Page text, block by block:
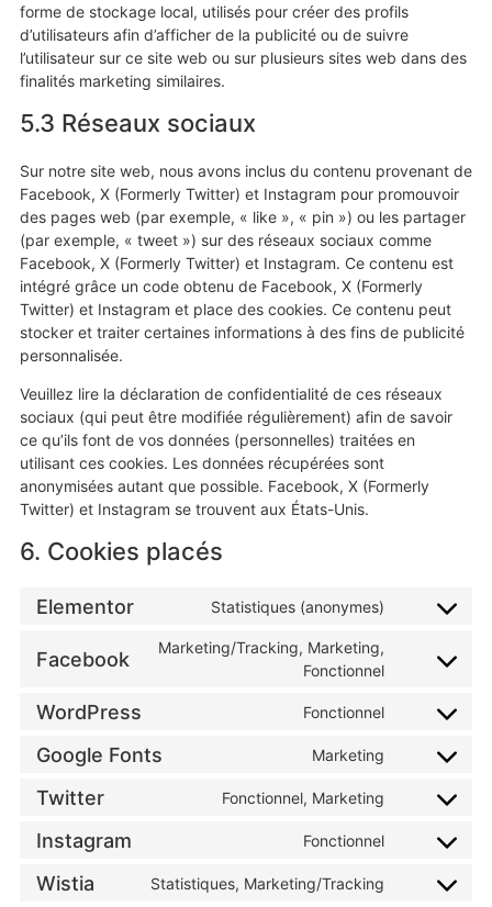
forme de stockage local, utilisés pour créer des profils
d’utilisateurs afin d’afficher de la publicité ou de suivre
l’utilisateur sur ce site web ou sur plusieurs sites web dans des
finalités marketing similaires.
5.3 Réseaux sociaux
Sur notre site web, nous avons inclus du contenu provenant de
Facebook, X (Formerly Twitter) et Instagram pour promouvoir
des pages web (par exemple, « like », « pin ») ou les partager
(par exemple, « tweet ») sur des réseaux sociaux comme
Facebook, X (Formerly Twitter) et Instagram. Ce contenu est
intégré grâce un code obtenu de Facebook, X (Formerly
Twitter) et Instagram et place des cookies. Ce contenu peut
stocker et traiter certaines informations à des fins de publicité
personnalisée.
Veuillez lire la déclaration de confidentialité de ces réseaux
sociaux (qui peut être modifiée régulièrement) afin de savoir
ce qu’ils font de vos données (personnelles) traitées en
utilisant ces cookies. Les données récupérées sont
anonymisées autant que possible. Facebook, X (Formerly
Twitter) et Instagram se trouvent aux États-Unis.
6. Cookies placés
Elementor Statistiques (anonymes)
Facebook
Marketing/Tracking, Marketing,
Fonctionnel
WordPress Fonctionnel
Google Fonts Marketing
Twitter Fonctionnel, Marketing
Instagram Fonctionnel
Wistia Statistiques, Marketing/Tracking